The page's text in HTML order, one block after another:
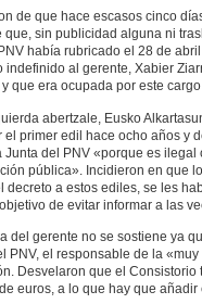
de que hace escasos cinco
que, sin publicidad alguna ni
había rubricado el 28 de
indefinido al gerente, Xabier
que era ocupada por este
abertzale, Eusko
primer edil hace ocho años y
del PNV «porque es ilegal
pública». Incidieron en que
decreto a estos ediles, se les
de evitar informar a las
del gerente no se sostiene ya
PNV, el responsable de la
Desvelaron que el Consistorio
euros, a lo que hay que